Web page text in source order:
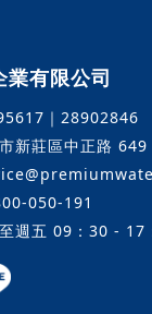
業有限公司
｜28902846
新莊區中正路
050-191
週五 09：30 - 17